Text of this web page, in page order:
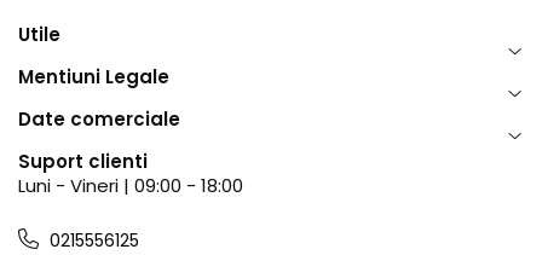
Utile
Mentiuni Legale
Date comerciale
Suport clienti
Luni - Vineri | 09:00 - 18:00
0215556125